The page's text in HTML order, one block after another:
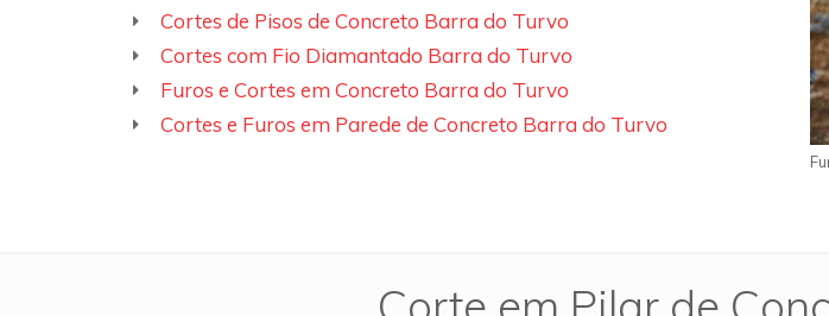
Cortes de Pisos de Concreto Barra do Turvo
Cortes com Fio Diamantado Barra do Turvo
Furos e Cortes em Concreto Barra do Turvo
Cortes e Furos em Parede de Concreto Barra do Turvo